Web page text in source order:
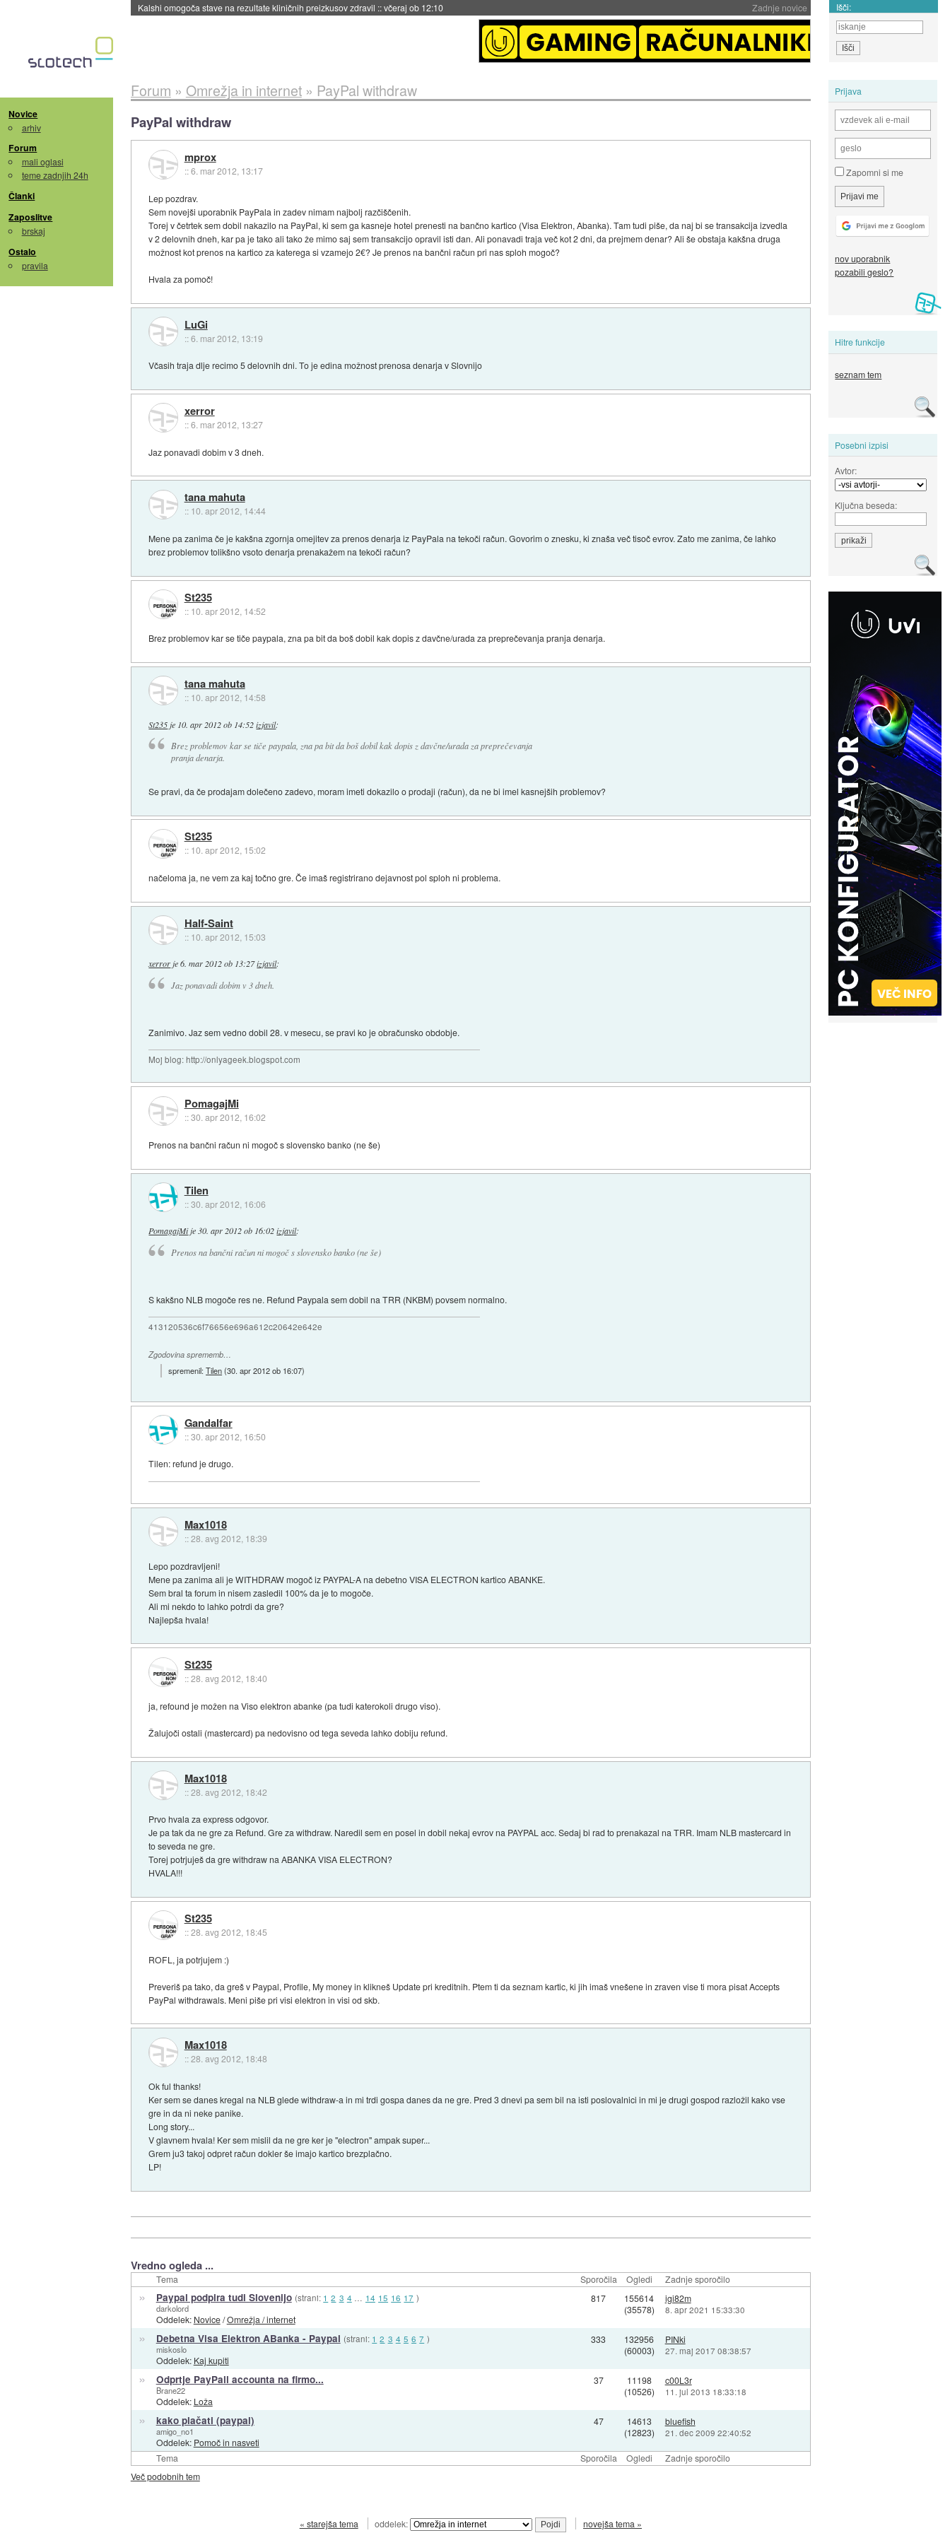
Zadnje novice
Sandisk že prodal več kot polovico SSD-jev za naslednji dve leti::včeraj ob 11:37 Išči:
Novice
arhiv
Forum
mali oglasi
teme zadnjih 24h
Članki
Zaposlitve
brskaj
Ostalo
pravila
Prijava
Zapomni si me
nov uporabnik
pozabili geslo?
Hitre funkcije
seznam tem
Posebni izpisi
Avtor:
Ključna beseda:
Forum » Omrežja in internet» PayPal withdraw
PayPal withdraw
mprox
::6. mar 2012, 13:17
Lep pozdrav.
Sem novejši uporabnik PayPala in zadev nimam najbolj razčiščenih.
Torej v četrtek sem dobil nakazilo na PayPal, ki sem ga kasneje hotel prenesti na bančno kartico (Visa Elektron, Abanka). Tam tudi piše, da naj bi se transakcija izvedla
v 2 delovnih dneh, kar pa je tako ali tako že mimo saj sem transakcijo opravil isti dan. Ali ponavadi traja več kot 2 dni, da prejmem denar? Ali še obstaja kakšna druga
možnost kot prenos na kartico za katerega si vzamejo 2€? Je prenos na bančni račun pri nas sploh mogoč?
Hvala za pomoč!
LuGi
::6. mar 2012, 13:19
Včasih traja dlje recimo 5 delovnih dni. To je edina možnost prenosa denarja v Slovnijo
xerror
::6. mar 2012, 13:27
Jaz ponavadi dobim v 3 dneh.
tana mahuta
:: 10. apr 2012, 14:44
Mene pa zanima če je kakšna zgornja omejitev za prenos denarja iz PayPala na tekoči račun. Govorim o znesku, ki znaša več tisoč evrov. Zato me zanima, če lahko
brez problemov tolikšno vsoto denarja prenakažem na tekoči račun?
St235
:: 10. apr 2012, 14:52
Brez problemov kar se tiče paypala, zna pa bit da boš dobil kak dopis z davčne/urada za preprečevanja pranja denarja.
tana mahuta
:: 10. apr 2012, 14:58
St235 je 10. apr 2012 ob 14:52 izjavil:
Brez problemov kar se tiče paypala, zna pa bit da boš dobil kak dopis z davčne/urada za preprečevanja
pranja denarja.
Se pravi, da če prodajam dolečeno zadevo, moram imeti dokazilo o prodaji (račun), da ne bi imel kasnejših problemov?
St235
:: 10. apr 2012, 15:02
načeloma ja, ne vem za kaj točno gre. Če imaš registrirano dejavnost pol sploh ni problema.
Half-Saint
:: 10. apr 2012, 15:03
xerrorje6. mar 2012 ob 13:27izjavil:
Jaz ponavadi dobim v 3 dneh.
Zanimivo. Jaz sem vedno dobil 28. v mesecu, se pravi ko je obračunsko obdobje.
Moj blog: http://onlyageek.blogspot.com
PomagajMi
::30. apr 2012, 16:02
Prenos na bančni račun ni mogoč s slovensko banko (ne še)
Tilen
::30. apr 2012, 16:06
PomagajMije30. apr 2012 ob 16:02 izjavil:
Prenos na bančni račun ni mogoč s slovensko banko (ne še)
S kakšno NLB mogoče res ne. Refund Paypala sem dobil na TRR (NKBM) povsem normalno.
413120536c6f76656e696a612c20642e642e
Zgodovina sprememb…
spremenil:Tilen(30. apr 2012 ob 16:07)
Gandalfar
::30. apr 2012, 16:50
Tilen: refund je drugo.
Max1018
::28. avg 2012, 18:39
Lepo pozdravljeni!
Mene pa zanima ali je WITHDRAW mogoč iz PAYPAL-A na debetno VISA ELECTRON kartico ABANKE.
Sem bral ta forum in nisem zasledil 100% da je to mogoče.
Ali mi nekdo to lahko potrdi da gre?
Najlepša hvala!
St235
::28. avg 2012, 18:40
ja, refound je možen na Viso elektron abanke (pa tudi katerokoli drugo viso).
Žalujoči ostali (mastercard) pa nedovisno od tega seveda lahko dobiju refund.
Max1018
::28. avg 2012, 18:42
Prvo hvala za express odgovor.
Je pa tak da ne gre za Refund. Gre za withdraw. Naredil sem en posel in dobil nekaj evrov na PAYPAL acc. Sedaj bi rad to prenakazal na TRR. Imam NLB mastercard in
to seveda ne gre.
Torej potrjuješ da gre withdraw na ABANKA VISA ELECTRON?
HVALA!!!
St235
::28. avg 2012, 18:45
ROFL, ja potrjujem :)
Preveriš pa tako, da greš v Paypal, Profile, My money in klikneš Update pri kreditnih. Ptem ti da seznam kartic, ki jih imaš vnešene in zraven vise ti mora pisat Accepts
PayPal withdrawals. Meni piše pri visi elektron in visi od skb.
Max1018
::28. avg 2012, 18:48
Ok ful thanks!
Ker sem se danes kregal na NLB glede withdraw-a in mi trdi gospa danes da ne gre. Pred 3 dnevi pa sem bil na isti poslovalnici in mi je drugi gospod razložil kako vse
gre in da ni neke panike.
Long story...
V glavnem hvala! Ker sem mislil da ne gre ker je "electron" ampak super...
Grem ju3 takoj odpret račun dokler še imajo kartico brezplačno.
LP!
Vredno ogleda ...
Tema Sporočila Ogledi Zadnje sporočilo
Tema Sporočila Ogledi Zadnje sporočilo
» Paypal podpira tudi Slovenijo (strani: 1 2 3 4 … 14 15 16 17 )
darkolord
Oddelek: Novice/Omrežja / internet
817
155614
(35578)
igi82m
8. apr 2021 15:33:30
» Debetna Visa Elektron ABanka - Paypal (strani: 1 2 3 4 5 6 7 )
miskoslo
Oddelek: Kaj kupiti
333
132956
(60003)
PINki
27. maj 2017 08:38:57
» Odprtje PayPall accounta na firmo...
Brane22
Oddelek: Loža
37
11198
(10526)
c00L3r
11. jul 2013 18:33:18
» kako plačati (paypal)
amigo_no1
Oddelek: Pomoč in nasveti
47
14613
(12823)
bluefish
21. dec 2009 22:40:52
Več podobnih tem
« starejša tema oddelek: novejša tema »